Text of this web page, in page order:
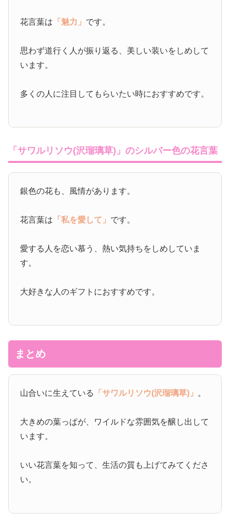
花言葉は 「魅力」 です。
思わず道行く人が振り返る、美しい装いをしめして
います。
多くの人に注目してもらいたい時におすすめです。
「サワルリソウ(沢瑠璃草)」のシルバー色の花言葉
銀色の花も、風情があります。
花言葉は 「私を愛して」 です。
愛する人を恋い慕う、熱い気持ちをしめしていま
す。
大好きな人のギフトにおすすめです。
まとめ
山合いに生えている 「サワルリソウ(沢瑠璃草)」 。
大きめの葉っぱが、ワイルドな雰囲気を醸し出して
います。
いい花言葉を知って、生活の質も上げてみてくださ
い。